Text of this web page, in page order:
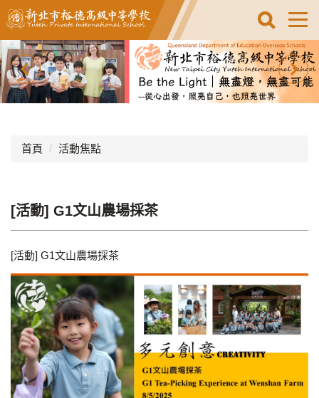
跳
到
主
要
內
容
區
首頁 活動焦點
[活動] G1文山農場採茶
[活動] G1文山農場採茶